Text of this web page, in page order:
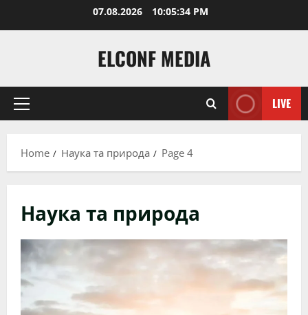
07.08.2026 10:05:36 PM
ELCONF MEDIA
Primary
LIVE
Home Наука та природа Page 4
Наука та природа